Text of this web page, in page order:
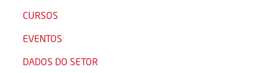
CURSOS
EVENTOS
DADOS DO SETOR